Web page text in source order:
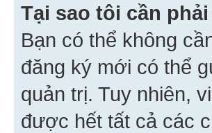
Tại sao tôi cần
Bạn có thể không
đăng ký mới có thể
quản trị. Tuy nhiên,
được hết tất cả các